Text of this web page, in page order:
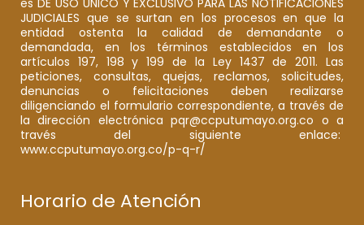
JUDICIALES que se surtan en los procesos en que la
entidad ostenta la calidad de demandante o
demandada, en los términos establecidos en los
artículos 197, 198 y 199 de la Ley 1437 de 2011. Las
peticiones, consultas, quejas, reclamos, solicitudes,
denuncias o felicitaciones deben realizarse
diligenciando el formulario correspondiente, a través de
la dirección electrónica pqr@ccputumayo.org.co o a
través del siguiente enlace:
www.ccputumayo.org.co/p-q-r/
Horario de Atención